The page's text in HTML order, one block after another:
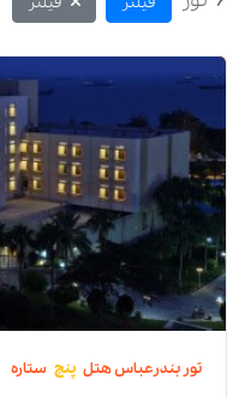
تور بندرعباسهتل پنج ستاره